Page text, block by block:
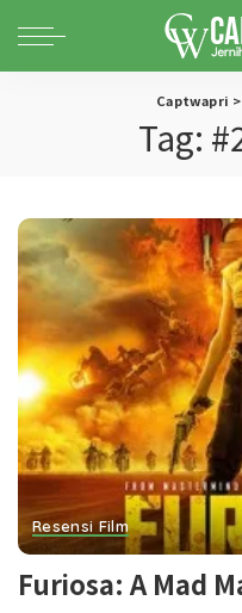
Captwapri >
Tag:
Resensi Film
Furiosa: A Mad